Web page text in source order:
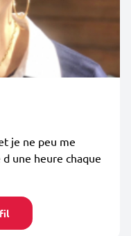
je ne peu me
une heure chaque